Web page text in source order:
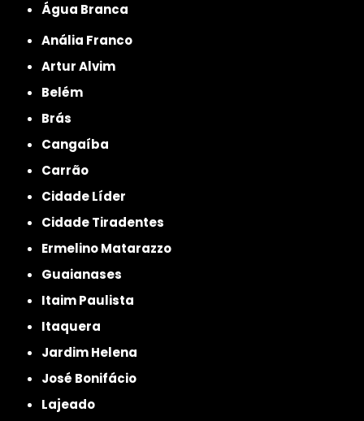
Água Branca
Anália Franco
Artur Alvim
Belém
Brás
Cangaíba
Carrão
Cidade Líder
Cidade Tiradentes
Ermelino Matarazzo
Guaianases
Itaim Paulista
Itaquera
Jardim Helena
José Bonifácio
Lajeado